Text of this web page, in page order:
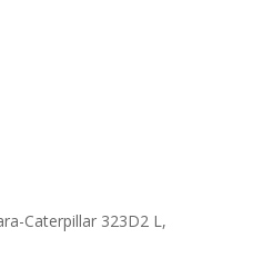
Caterpillar 323D2 L,